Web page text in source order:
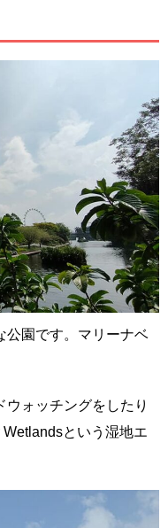
公園です。マリーナベ
ォッチングをしたり
という湿地エ